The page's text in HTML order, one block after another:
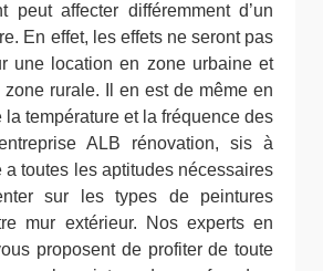
peut affecter différemment d’un
En effet, les effets ne seront pas
une location en zone urbaine et
rurale. Il en est de même en
la température et la fréquence des
ALB rénovation, sis à
a toutes les aptitudes nécessaires
sur les types de peintures
mur extérieur. Nos experts en
proposent de profiter de toute